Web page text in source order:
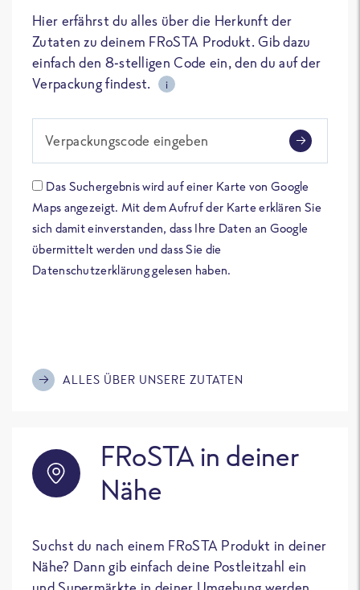
Hier erfährst du alles über die Herkunft der
Zutaten zu deinem FRoSTA Produkt. Gib dazu
einfach den 8-stelligen Code ein, den du auf der
Verpackung findest.
i
Verpackungscode eingeben
Das Suchergebnis wird auf einer Karte von Google
Maps angezeigt. Mit dem Aufruf der Karte erklären Sie
sich damit einverstanden, dass Ihre Daten an Google
übermittelt werden und dass Sie die
Datenschutzerklärung gelesen haben.
ALLES ÜBER UNSERE ZUTATEN
FRoSTA in deiner
Nähe
Suchst du nach einem FRoSTA Produkt in deiner
Nähe? Dann gib einfach deine Postleitzahl ein